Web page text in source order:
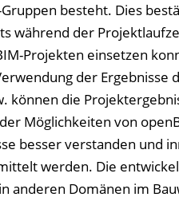
besteht. Dies
während der
Projekten einsetzen
der Ergebnisse
können die
Möglichkeiten von
besser verstanden und
werden. Die
anderen Domänen im